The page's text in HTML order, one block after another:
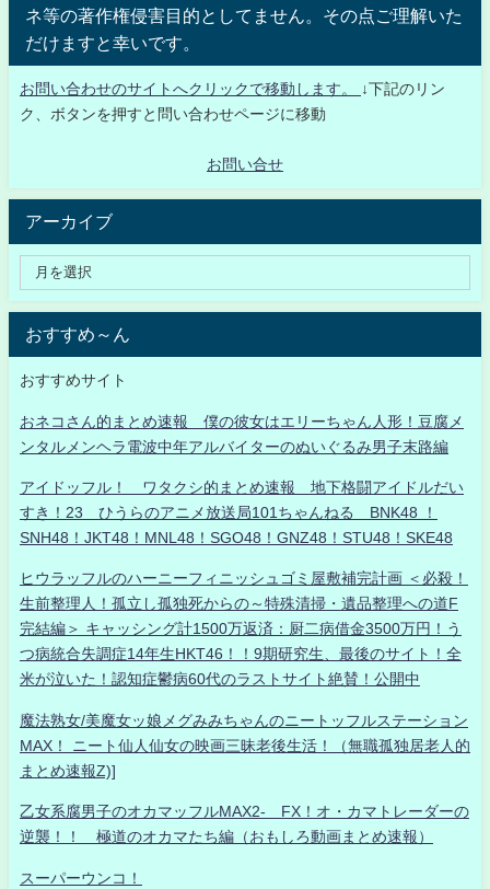
ネ等の著作権侵害目的としてません。その点ご理解いた
だけますと幸いです。
お問い合わせのサイトへクリックで移動します。
↓下記のリン
ク、ボタンを押すと問い合わせページに移動
お問い合せ
アーカイブ
おすすめ～ん
おすすめサイト
おネコさん的まとめ速報 僕の彼女はエリーちゃん人形！豆腐メ
ンタルメンヘラ電波中年アルバイターのぬいぐるみ男子末路編
アイドッフル！ ワタクシ的まとめ速報 地下格闘アイドルだい
すき！23 ひうらのアニメ放送局101ちゃんねる BNK48 ！
SNH48！JKT48！MNL48！SGO48！GNZ48！STU48！SKE48
ヒウラッフルのハーニーフィニッシュゴミ屋敷補完計画 ＜必殺！
生前整理人！孤立し孤独死からの～特殊清掃・遺品整理への道F
完結編＞ キャッシング計1500万返済：厨二病借金3500万円！う
つ病統合失調症14年生HKT46！！9期研究生、最後のサイト！全
米が泣いた！認知症鬱病60代のラストサイト絶賛！公開中
魔法熟女/美魔女ッ娘メグみみちゃんのニートッフルステーション
MAX！ ニート仙人仙女の映画三昧老後生活！（無職孤独居老人的
まとめ速報Z)]
乙女系腐男子のオカマッフルMAX2- FX！オ・カマトレーダーの
逆襲！！ 極道のオカマたち編（おもしろ動画まとめ速報）
スーパーウンコ！